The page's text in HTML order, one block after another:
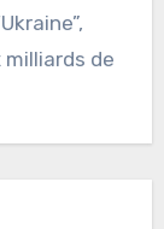
de